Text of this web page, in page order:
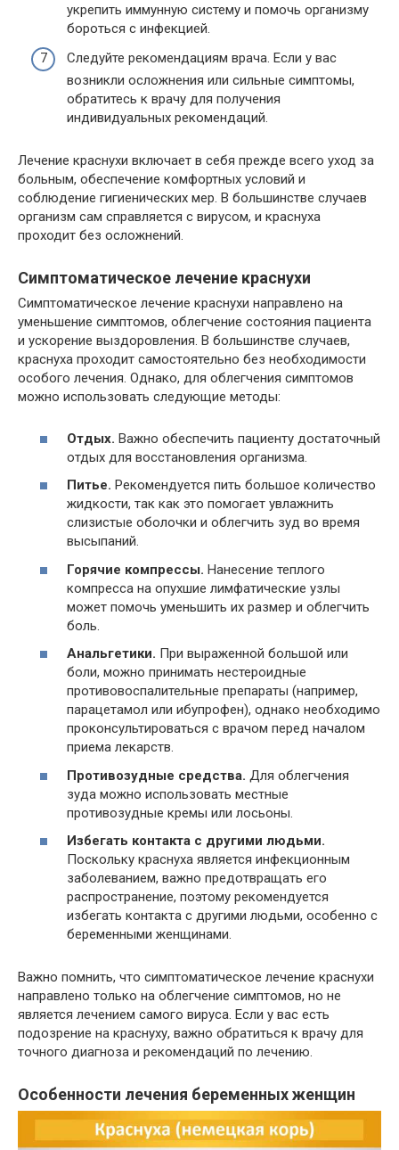
укрепить иммунную систему и помочь организму
бороться с инфекцией.
Следуйте рекомендациям врача. Если у вас
возникли осложнения или сильные симптомы,
обратитесь к врачу для получения
индивидуальных рекомендаций.
Лечение краснухи включает в себя прежде всего уход за
больным, обеспечение комфортных условий и
соблюдение гигиенических мер. В большинстве случаев
организм сам справляется с вирусом, и краснуха
проходит без осложнений.
Симптоматическое лечение краснухи
Симптоматическое лечение краснухи направлено на
уменьшение симптомов, облегчение состояния пациента
и ускорение выздоровления. В большинстве случаев,
краснуха проходит самостоятельно без необходимости
особого лечения. Однако, для облегчения симптомов
можно использовать следующие методы:
Отдых. Важно обеспечить пациенту достаточный
отдых для восстановления организма.
Питье. Рекомендуется пить большое количество
жидкости, так как это помогает увлажнить
слизистые оболочки и облегчить зуд во время
высыпаний.
Горячие компрессы. Нанесение теплого
компресса на опухшие лимфатические узлы
может помочь уменьшить их размер и облегчить
боль.
Анальгетики. При выраженной большой или
боли, можно принимать нестероидные
противовоспалительные препараты (например,
парацетамол или ибупрофен), однако необходимо
проконсультироваться с врачом перед началом
приема лекарств.
Противозудные средства. Для облегчения
зуда можно использовать местные
противозудные кремы или лосьоны.
Избегать контакта с другими людьми.
Поскольку краснуха является инфекционным
заболеванием, важно предотвращать его
распространение, поэтому рекомендуется
избегать контакта с другими людьми, особенно с
беременными женщинами.
Важно помнить, что симптоматическое лечение краснухи
направлено только на облегчение симптомов, но не
является лечением самого вируса. Если у вас есть
подозрение на краснуху, важно обратиться к врачу для
точного диагноза и рекомендаций по лечению.
Особенности лечения беременных женщин